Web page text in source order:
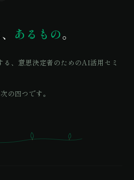
あるもの。
、意思決定者のためのAI活用セミ
の四つです。